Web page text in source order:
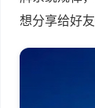
想分享给好